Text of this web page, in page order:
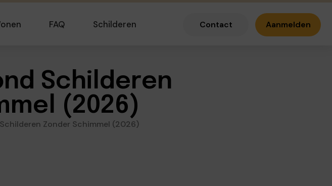
FAQ Schilderen Contact Aanmelden
Schilderen
(2026)
Zonder Schimmel (2026)